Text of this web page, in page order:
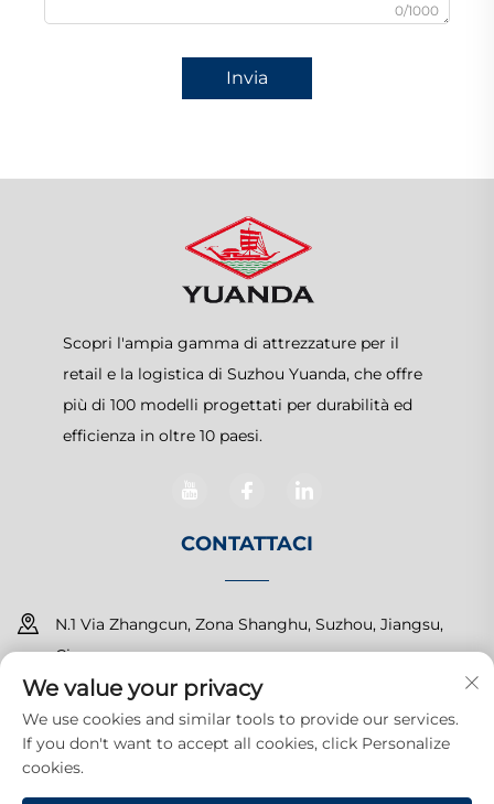
0/1000
Invia
Scopri l'ampia gamma di attrezzature per il
retail e la logistica di Suzhou Yuanda, che offre
più di 100 modelli progettati per durabilità ed
efficienza in oltre 10 paesi.
CONTATTACI
N.1 Via Zhangcun, Zona Shanghu, Suzhou, Jiangsu,
Cina
+86-15150179453
[email protected]
We value your privacy
We use cookies and similar tools to provide our services.
If you don't want to accept all cookies, click Personalize
cookies.